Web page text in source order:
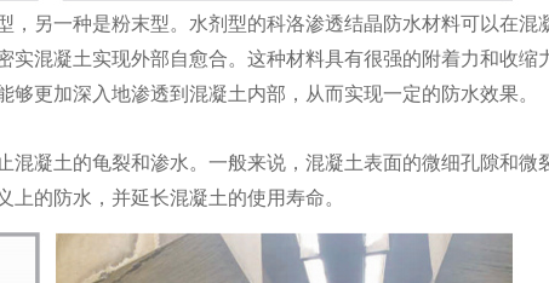
另一种是粉末型。水剂型的科洛渗透结晶防水材料可以在
混凝土实现外部自愈合。这种材料具有很强的附着力和收
更加深入地渗透到混凝土内部，从而实现一定的防水效果。
凝土的龟裂和渗水。一般来说，混凝土表面的微细孔隙和
的防水，并延长混凝土的使用寿命。